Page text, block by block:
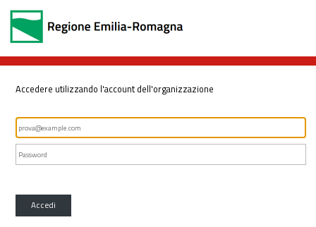
Accedere utilizzando l'account dell'organizzazione
Accedi